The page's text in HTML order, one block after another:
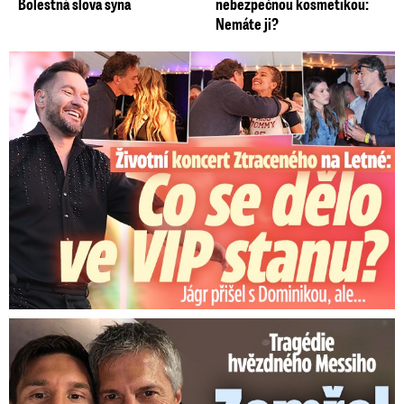
Nemáte ji?
Koncert Ztraceného na Letné: Jágr přišel s Dominikou, ale...
Tragédie hvězdného Messiho: Zemřel mu táta (†68)!